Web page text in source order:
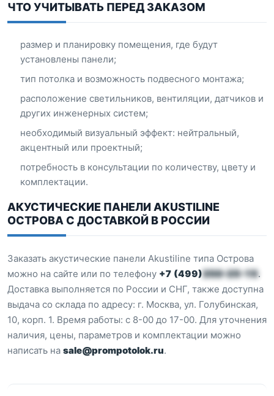
ЧТО УЧИТЫВАТЬ ПЕРЕД ЗАКАЗОМ
размер и планировку помещения, где будут
установлены панели;
тип потолка и возможность подвесного монтажа;
расположение светильников, вентиляции, датчиков и
других инженерных систем;
необходимый визуальный эффект: нейтральный,
акцентный или проектный;
потребность в консультации по количеству, цвету и
комплектации.
АКУСТИЧЕСКИЕ ПАНЕЛИ AKUSTILINE
ОСТРОВА С ДОСТАВКОЙ В РОССИИ
Заказать акустические панели Akustiline типа Острова
можно на сайте или по телефону +7 (499)350-25-15.
Доставка выполняется по России и СНГ, также доступна
выдача со склада по адресу: г. Москва, ул. Голубинская,
10, корп. 1. Время работы: с 8-00 до 17-00. Для уточнения
наличия, цены, параметров и комплектации можно
написать на sale@prompotolok.ru.